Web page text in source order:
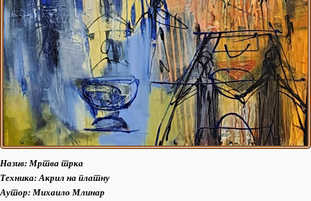
Назив: Мртва трка
Техника: Акрил на платну
Аутор: Михаило Млинар